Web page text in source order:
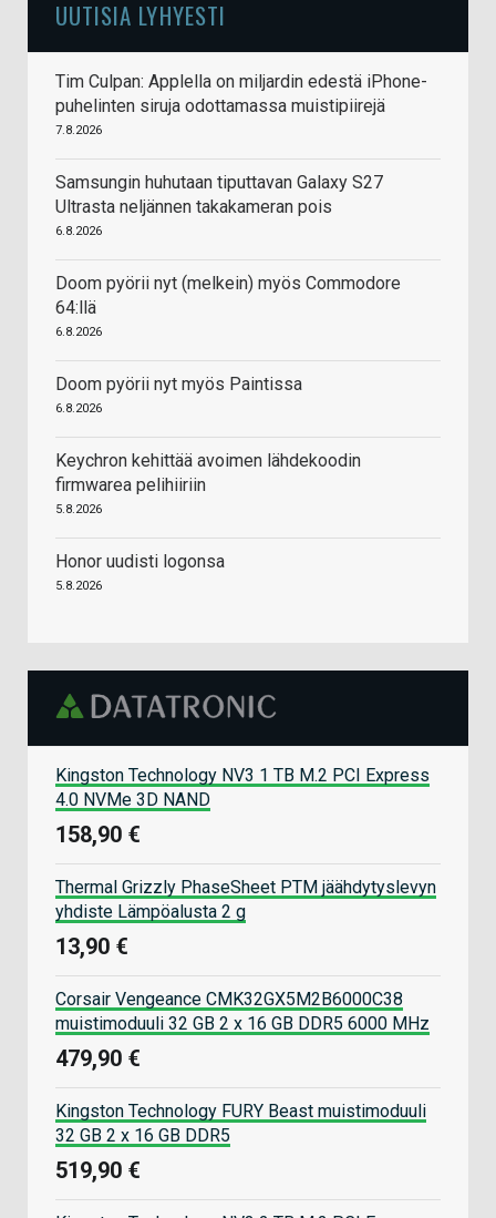
UUTISIA LYHYESTI
Tim Culpan: Applella on miljardin edestä iPhone-
puhelinten siruja odottamassa muistipiirejä
7.8.2026
Samsungin huhutaan tiputtavan Galaxy S27
Ultrasta neljännen takakameran pois
6.8.2026
Doom pyörii nyt (melkein) myös Commodore
64:llä
6.8.2026
Doom pyörii nyt myös Paintissa
6.8.2026
Keychron kehittää avoimen lähdekoodin
firmwarea pelihiiriin
5.8.2026
Honor uudisti logonsa
5.8.2026
Kingston Technology NV3 1 TB M.2 PCI Express
4.0 NVMe 3D NAND
158,90 €
Thermal Grizzly PhaseSheet PTM jäähdytyslevyn
yhdiste Lämpöalusta 2 g
13,90 €
Corsair Vengeance CMK32GX5M2B6000C38
muistimoduuli 32 GB 2 x 16 GB DDR5 6000 MHz
479,90 €
Kingston Technology FURY Beast muistimoduuli
32 GB 2 x 16 GB DDR5
519,90 €